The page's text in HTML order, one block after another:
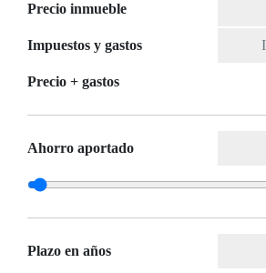
Precio inmueble
Impuestos y gastos
Precio + gastos
Ahorro aportado
Plazo en años